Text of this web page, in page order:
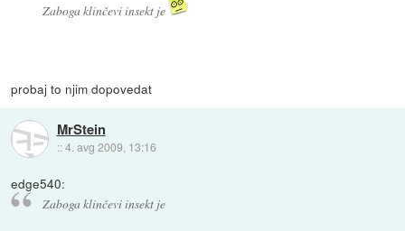
Zaboga klinčevi insekt je
probaj to njim dopovedat
MrStein
::4. avg 2009, 13:16
edge540:
Zaboga klinčevi insekt je